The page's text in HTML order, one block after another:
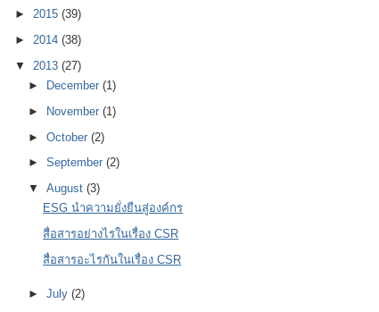
► 2015 (39)
► 2014 (38)
▼ 2013 (27)
►
December(1)
►
November(1)
►October(2)
►September(2)
▼August(3)
ESG นำความยั่งยืนสู่องค์กร
สื่อสารอย่างไรในเรื่อง CSR
สื่อสารอะไรกันในเรื่อง CSR
►July(2)